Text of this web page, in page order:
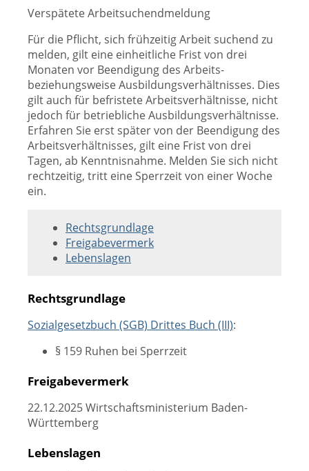
Verspätete Arbeitsuchendmeldung
Für die Pflicht, sich frühzeitig Arbeit suchend zu
melden, gilt eine einheitliche Frist von drei
Monaten vor Beendigung des Arbeits-
beziehungsweise Ausbildungsverhältnisses. Dies
gilt auch für befristete Arbeitsverhältnisse, nicht
jedoch für betriebliche Ausbildungsverhältnisse.
Erfahren Sie erst später von der Beendigung des
Arbeitsverhältnisses, gilt eine Frist von drei
Tagen, ab Kenntnisnahme. Melden Sie sich nicht
rechtzeitig, tritt eine Sperrzeit von einer Woche
ein.
Rechtsgrundlage
Freigabevermerk
Lebenslagen
Rechtsgrundlage
Sozialgesetzbuch (SGB) Drittes Buch (III):
§ 159 Ruhen bei Sperrzeit
Freigabevermerk
22.12.2025Wirtschaftsministerium Baden-
Württemberg
Lebenslagen